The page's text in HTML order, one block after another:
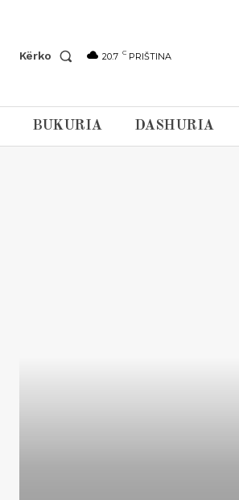
Kërko 20.7 C PRIŠTINA
BUKURIA DASHURIA